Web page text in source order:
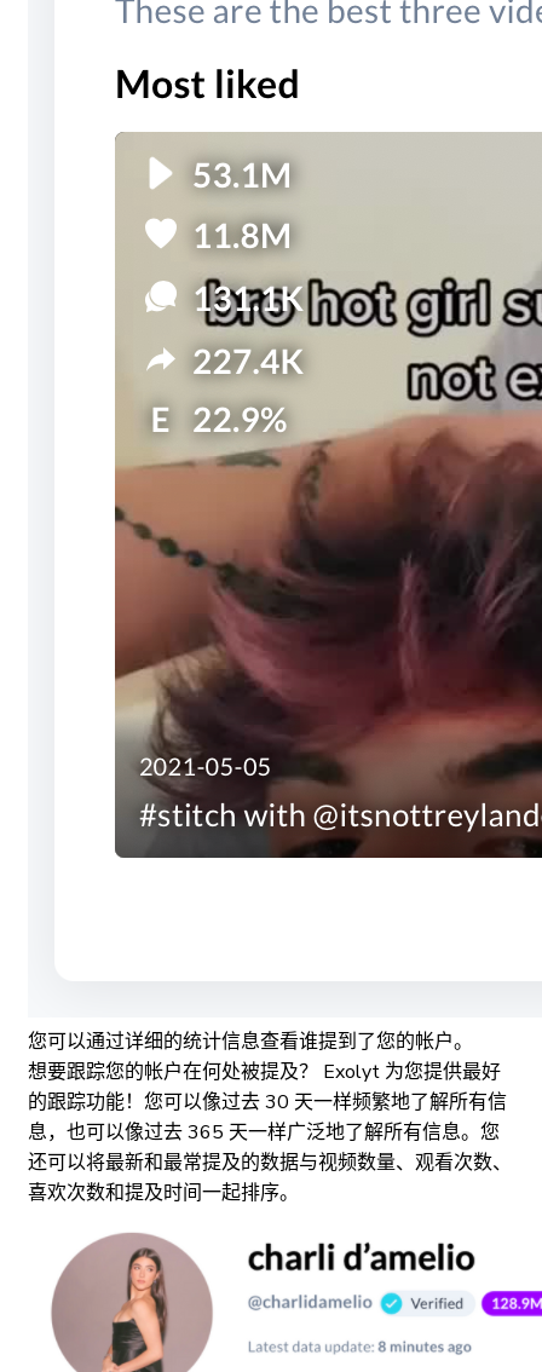
您可以通过详细的统计信息查看谁提到了您的帐户。
想要跟踪您的帐户在何处被提及？ Exolyt 为您提供最好
的跟踪功能！您可以像过去 30 天一样频繁地了解所有信
息，也可以像过去 365 天一样广泛地了解所有信息。您
还可以将最新和最常提及的数据与视频数量、观看次数、
喜欢次数和提及时间一起排序。